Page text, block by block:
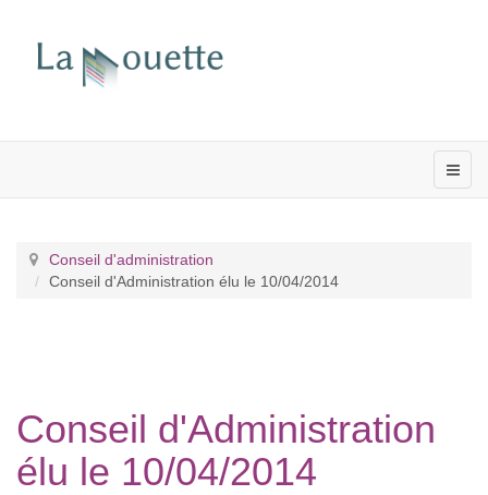
Conseil d'administration
Conseil d'Administration élu le 10/04/2014
Conseil d'Administration
élu le 10/04/2014